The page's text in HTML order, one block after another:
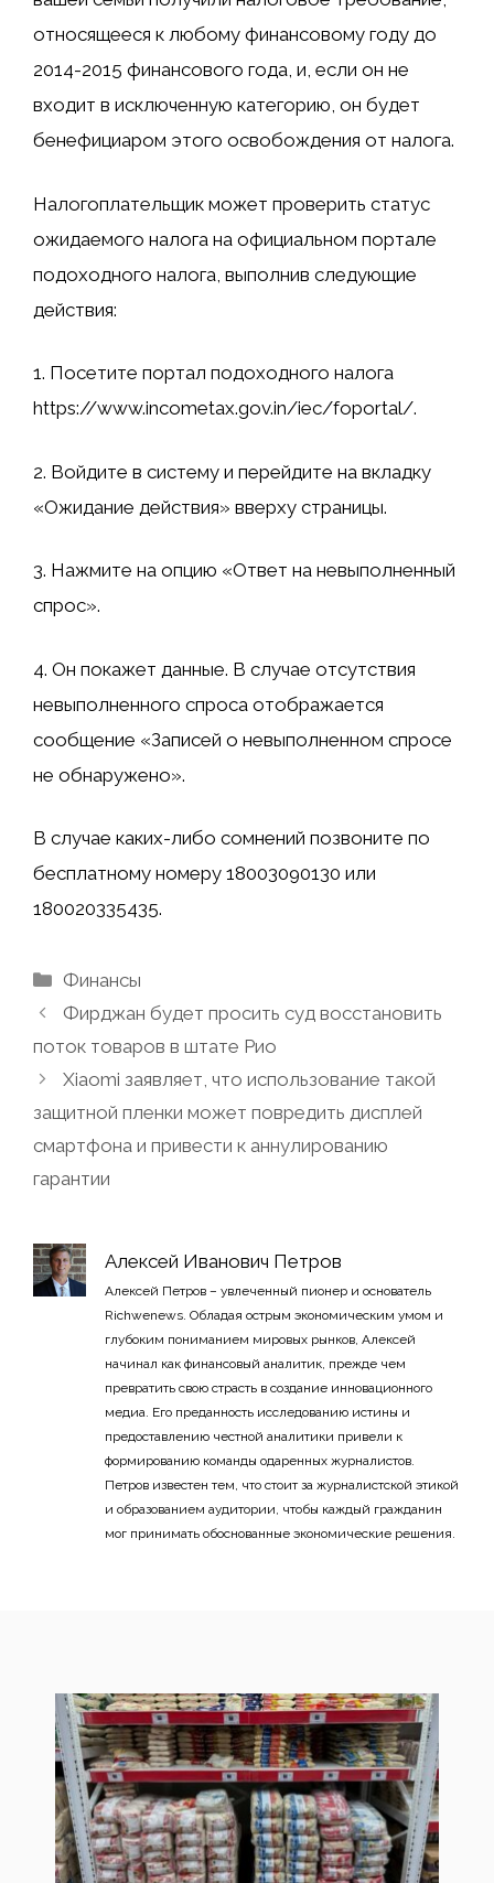
относящееся к любому финансовому году до
2014-2015 финансового года, и, если он не
входит в исключенную категорию, он будет
бенефициаром этого освобождения от налога.
Налогоплательщик может проверить статус
ожидаемого налога на официальном портале
подоходного налога, выполнив следующие
действия:
1. Посетите портал подоходного налога
https://www.incometax.gov.in/iec/foportal/.
2. Войдите в систему и перейдите на вкладку
«Ожидание действия» вверху страницы.
3. Нажмите на опцию «Ответ на невыполненный
спрос».
4. Он покажет данные. В случае отсутствия
невыполненного спроса отображается
сообщение «Записей о невыполненном спросе
не обнаружено».
В случае каких-либо сомнений позвоните по
бесплатному номеру 18003090130 или
180020335435.
Рубрики
Финансы
Фирджан будет просить суд восстановить
поток товаров в штате Рио
Xiaomi заявляет, что использование такой
защитной пленки может повредить дисплей
смартфона и привести к аннулированию
гарантии
Алексей Иванович Петров
Алексей Петров – увлеченный пионер и основатель
Richwenews. Обладая острым экономическим умом и
глубоким пониманием мировых рынков, Алексей
начинал как финансовый аналитик, прежде чем
превратить свою страсть в создание инновационного
медиа. Его преданность исследованию истины и
предоставлению честной аналитики привели к
формированию команды одаренных журналистов.
Петров известен тем, что стоит за журналистской этикой
и образованием аудитории, чтобы каждый гражданин
мог принимать обоснованные экономические решения.